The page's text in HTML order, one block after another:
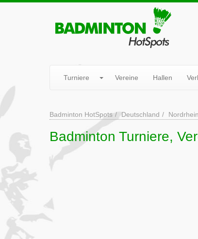
Turniere Vereine Hallen
Badminton HotSpots Deutschland
Badminton Turniere,